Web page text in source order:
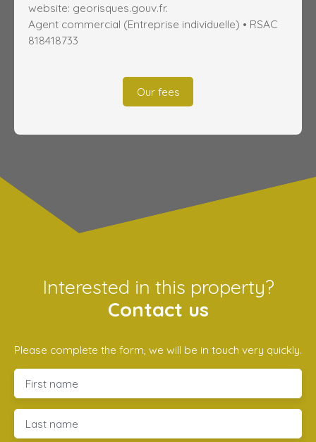
website: georisques.gouv.fr.
Agent commercial (Entreprise individuelle) • RSAC
818418733
Our fees
Interested in this property?
Contact us
Please complete the form, we will be in touch very quickly.
First name
Last name